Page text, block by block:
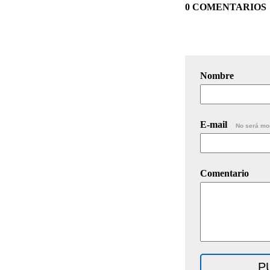
0 COMENTARIOS
Nombre
E-mail No será
Comentario